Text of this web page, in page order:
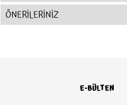
ÖNERİLERİNİZ
E-BÜLTEN